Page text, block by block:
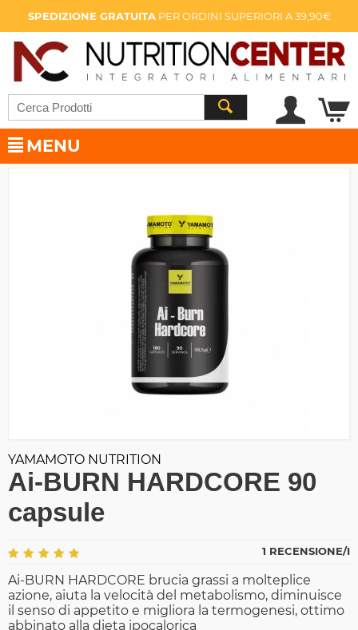
SPEDIZIONE GRATUITAPER ORDINI SUPERIORI A 39,90€
MENU
YAMAMOTO NUTRITION
Ai-BURN HARDCORE 90
capsule
1 RECENSIONE/I
Ai-BURN HARDCORE brucia grassi a molteplice
azione, aiuta la velocità del metabolismo, diminuisce
il senso di appetito e migliora la termogenesi, ottimo
abbinato alla dieta ipocalorica